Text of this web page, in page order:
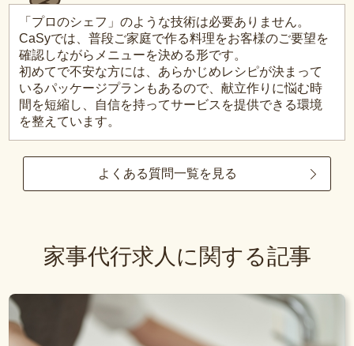
「プロのシェフ」のような技術は必要ありません。
CaSyでは、普段ご家庭で作る料理をお客様のご要望を
確認しながらメニューを決める形です。
初めてで不安な方には、あらかじめレシピが決まって
いるパッケージプランもあるので、献立作りに悩む時
間を短縮し、自信を持ってサービスを提供できる環境
を整えています。
よくある質問一覧を見る
家事代行求人に関する記事